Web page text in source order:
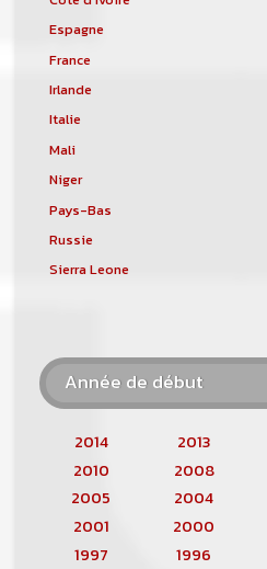
Espagne
France
Irlande
Italie
Mali
Niger
Pays-Bas
Russie
Sierra Leone
Année de début
2014 2013
2010
2008
2005
2004
2001
2000
1997
1996